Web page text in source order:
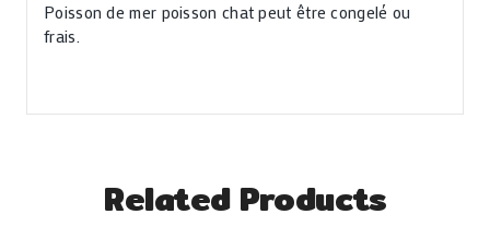
Poisson de mer poisson chat peut être congelé ou
frais.
Related Products